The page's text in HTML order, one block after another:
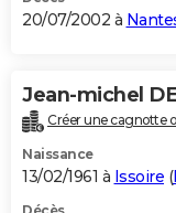
20/07/2002 à
Jean-michel
Créer une cagnotte
Naissance
13/02/1961 à Issoire (